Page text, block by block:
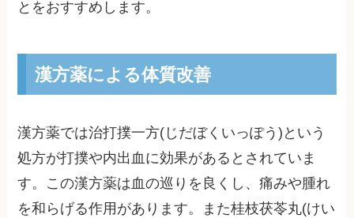
とをおすすめします。
漢方薬による体質改善
漢方薬では治打撲一方(じだぼくいっぽう)という
処方が打撲や内出血に効果があるとされていま
す。この漢方薬は血の巡りを良くし、痛みや腫れ
を和らげる作用があります。また桂枝茯苓丸(けい